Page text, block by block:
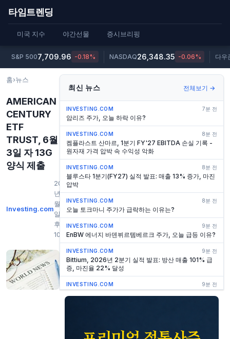
타임트렌딩
미국 지수 야간선물 증시브리핑
S&P 5007,709.96 -0.18% NASDAQ26,348.35 -0.06% 다우
홈›뉴스
AMERICAN
CENTURY
ETF
TRUST, 6월
3일 자 13G
양식 제출
Investing.com
2026
년 6
월 3
일 오
후
10:15
최신 뉴스 전체보기 →
INVESTING.COM 7분 전
암리즈 주가, 오늘 하락 이유?
INVESTING.COM 8분 전
켐플라스트 산마르, 1분기 FY'27 EBITDA 손실 기록 -
원자재 가격 압박 속 수익성 악화
INVESTING.COM 8분 전
블루스타 1분기(FY27) 실적 발표: 매출 13% 증가, 마진
압박
INVESTING.COM 8분 전
오늘 토크마니 주가가 급락하는 이유는?
INVESTING.COM 9분 전
EnBW 에너지 바덴뷔르템베르크 주가, 오늘 급등 이유?
INVESTING.COM 9분 전
Bittium, 2026년 2분기 실적 발표: 방산 매출 101% 급
증, 마진율 22% 달성
INVESTING.COM 9분 전
장 전망 강화